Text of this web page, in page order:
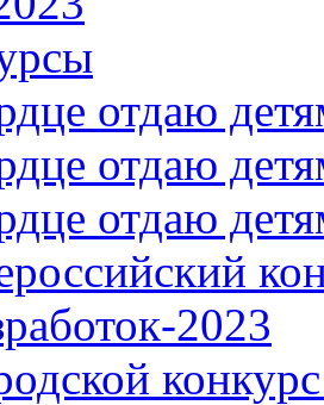
отдаю
отдаю
отдаю
2023